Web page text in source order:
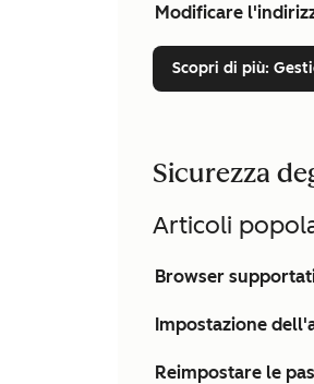
Modificare
Scopri di più:
Sicurezza
Articoli
Browser
Impostazione
Reimpostare le